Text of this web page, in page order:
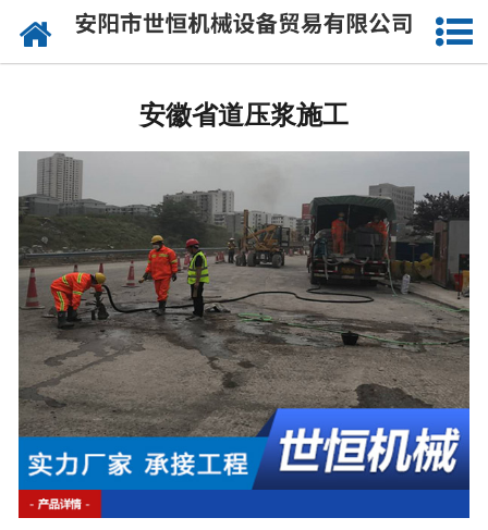
网站首页
安徽道路压浆设备
安徽灌浆工程施工
安徽沥青注浆施工
安徽桥梁喷淋养生
安徽桥梁涨拉施工
安徽公路压浆施工
安徽省道压浆施工